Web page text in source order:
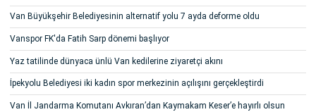
Van Büyükşehir Belediyesinin alternatif yolu 7 ayda deforme oldu
Vanspor FK'da Fatih Sarp dönemi başlıyor
Yaz tatilinde dünyaca ünlü Van kedilerine ziyaretçi akını
İpekyolu Belediyesi iki kadın spor merkezinin açılışını gerçekleştirdi
Van İl Jandarma Komutanı Avkıran’dan Kaymakam Keser’e hayırlı olsun